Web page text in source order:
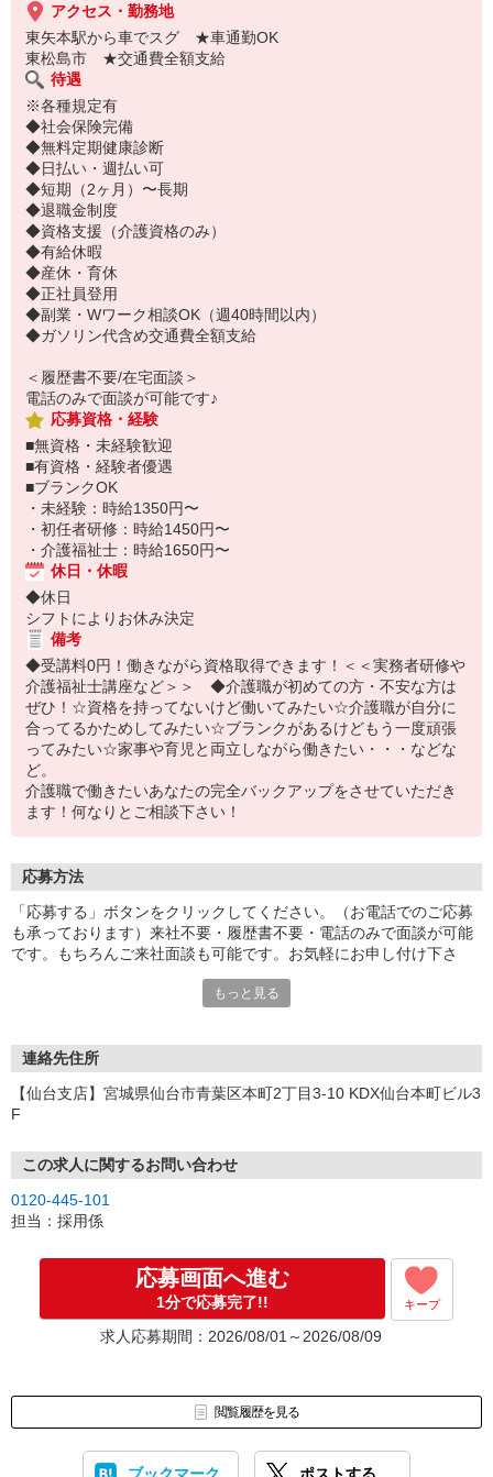
アクセス・勤務地
東矢本駅から車でスグ ★車通勤OK
東松島市 ★交通費全額支給
待遇
※各種規定有
◆社会保険完備
◆無料定期健康診断
◆日払い・週払い可
◆短期（2ヶ月）〜長期
◆退職金制度
◆資格支援（介護資格のみ）
◆有給休暇
◆産休・育休
◆正社員登用
◆副業・Wワーク相談OK（週40時間以内）
◆ガソリン代含め交通費全額支給
＜履歴書不要/在宅面談＞
電話のみで面談が可能です♪
応募資格・経験
■無資格・未経験歓迎
■有資格・経験者優遇
■ブランクOK
・未経験：時給1350円〜
・初任者研修：時給1450円〜
・介護福祉士：時給1650円〜
休日・休暇
◆休日
シフトによりお休み決定
備考
◆受講料0円！働きながら資格取得できます！＜＜実務者研修や
介護福祉士講座など＞＞ ◆介護職が初めての方・不安な方は
ぜひ！☆資格を持ってないけど働いてみたい☆介護職が自分に
合ってるかためしてみたい☆ブランクがあるけどもう一度頑張
ってみたい☆家事や育児と両立しながら働きたい・・・などな
ど。
介護職で働きたいあなたの完全バックアップをさせていただき
ます！何なりとご相談下さい！
応募方法
「応募する」ボタンをクリックしてください。（お電話でのご応募
も承っております）来社不要・履歴書不要・電話のみで面談が可能
です。もちろんご来社面談も可能です。お気軽にお申し付け下さ
もっと見る
連絡先住所
【仙台支店】宮城県仙台市青葉区本町2丁目3-10 KDX仙台本町ビル3
F
この求人に関するお問い合わせ
0120-445-101
担当：採用係
応募画面へ進む
1分で応募完了!! キープ
求人応募期間：2026/08/01～2026/08/09
閲覧履歴を見る